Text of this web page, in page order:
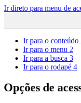
Ir direto para menu de
Ir para o conteúdo
Ir para o menu 2
Ir para a busca 3
Ir para o rodapé 4
Opções de